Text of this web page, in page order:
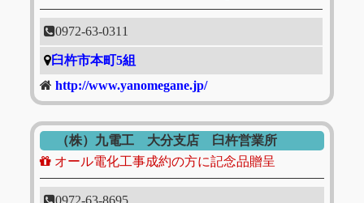
0972-63-0311
臼杵市本町5組
http://www.yanomegane.jp/
（株）九電工 大分支店 臼杵営業所
オール電化工事成約の方に記念品贈呈
0972-63-8695